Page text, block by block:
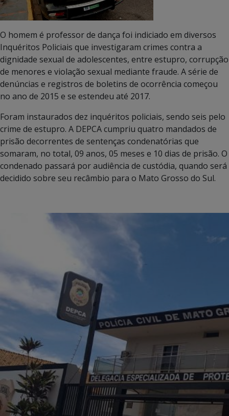
O homem é professor de dança foi indiciado em diversos
Inquéritos Policiais que investigaram crimes contra a
dignidade sexual de adolescentes, entre estupro, corrupção
de menores e violação sexual mediante fraude. A série de
denúncias e registros de boletins de ocorrência começou
no ano de 2015 e se estendeu até 2017.
Foram instaurados dez inquéritos policiais, sendo seis pelo
crime de estupro. A DEPCA cumpriu quatro mandados de
prisão decorrentes de sentenças condenatórias que
somaram, no total, 09 anos, 05 meses e 10 dias de prisão. O
condenado passará por audiência de custódia, quando será
decidido sobre seu recâmbio para o Mato Grosso do Sul.